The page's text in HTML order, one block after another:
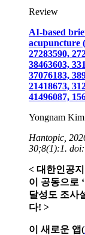
Review
AI-based
acupuncture
27283590,
38463603,
37076183,
21418673,
41496087,
Yongnam
Hantopic,
30;8(1):1.
< 대한인공
이 공동으로
달성도 조사
다! >
이 새로운 앱(